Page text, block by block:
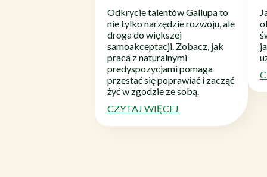
Odkrycie talentów Gallupa to
nie tylko narzędzie rozwoju, ale
droga do większej
samoakceptacji. Zobacz, jak
praca z naturalnymi
predyspozycjami pomaga
przestać się poprawiać i zacząć
żyć w zgodzie ze sobą.
CZYTAJ WIĘCEJ